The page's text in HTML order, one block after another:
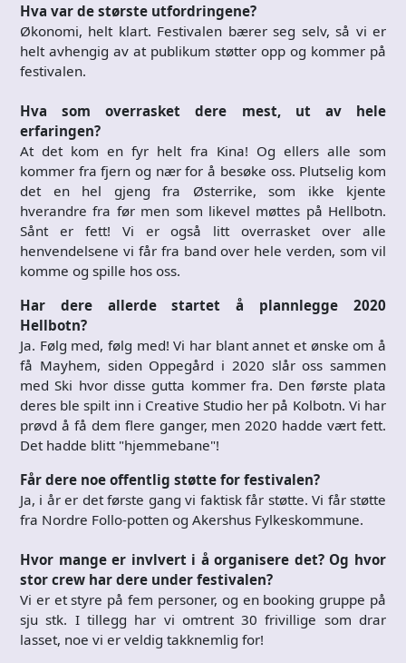
Hva var de største utfordringene?
Økonomi, helt klart. Festivalen bærer seg selv, så vi er
helt avhengig av at publikum støtter opp og kommer på
festivalen.
Hva som overrasket dere mest, ut av hele
erfaringen?
At det kom en fyr helt fra Kina! Og ellers alle som
kommer fra fjern og nær for å besøke oss. Plutselig kom
det en hel gjeng fra Østerrike, som ikke kjente
hverandre fra før men som likevel møttes på Hellbotn.
Sånt er fett! Vi er også litt overrasket over alle
henvendelsene vi får fra band over hele verden, som vil
komme og spille hos oss.
Har dere allerde startet å plannlegge 2020
Hellbotn?
Ja. Følg med, følg med! Vi har blant annet et ønske om å
få Mayhem, siden Oppegård i 2020 slår oss sammen
med Ski hvor disse gutta kommer fra. Den første plata
deres ble spilt inn i Creative Studio her på Kolbotn. Vi har
prøvd å få dem flere ganger, men 2020 hadde vært fett.
Det hadde blitt "hjemmebane"!
Får dere noe offentlig støtte for festivalen?
Ja, i år er det første gang vi faktisk får støtte. Vi får støtte
fra Nordre Follo-potten og Akershus Fylkeskommune.
Hvor mange er invlvert i å organisere det? Og hvor
stor crew har dere under festivalen?
Vi er et styre på fem personer, og en booking gruppe på
sju stk. I tillegg har vi omtrent 30 frivillige som drar
lasset, noe vi er veldig takknemlig for!